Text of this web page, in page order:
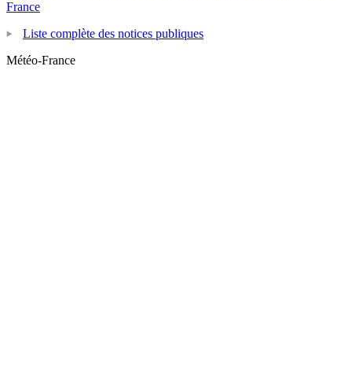
France
Liste complète des notices publiques
Météo-France